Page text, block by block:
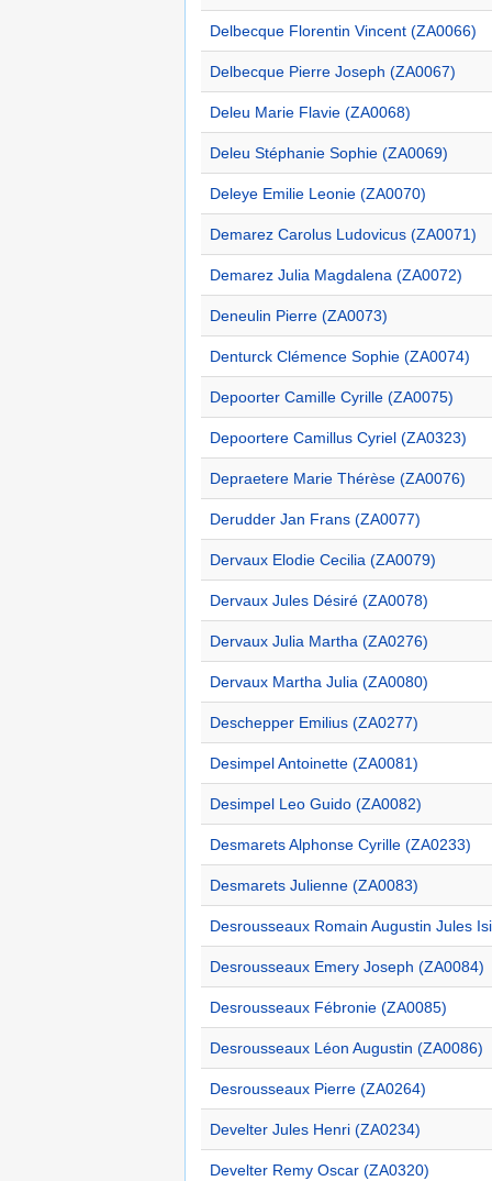
Delbecque Florentin Vincent (ZA0066)
Delbecque Pierre Joseph (ZA0067)
Deleu Marie Flavie (ZA0068)
Deleu Stéphanie Sophie (ZA0069)
Deleye Emilie Leonie (ZA0070)
Demarez Carolus Ludovicus (ZA0071)
Demarez Julia Magdalena (ZA0072)
Deneulin Pierre (ZA0073)
Denturck Clémence Sophie (ZA0074)
Depoorter Camille Cyrille (ZA0075)
Depoortere Camillus Cyriel (ZA0323)
Depraetere Marie Thérèse (ZA0076)
Derudder Jan Frans (ZA0077)
Dervaux Elodie Cecilia (ZA0079)
Dervaux Jules Désiré (ZA0078)
Dervaux Julia Martha (ZA0276)
Dervaux Martha Julia (ZA0080)
Deschepper Emilius (ZA0277)
Desimpel Antoinette (ZA0081)
Desimpel Leo Guido (ZA0082)
Desmarets Alphonse Cyrille (ZA0233)
Desmarets Julienne (ZA0083)
Desrousseaux Romain Augustin Jules
Desrousseaux Emery Joseph (ZA0084)
Desrousseaux Fébronie (ZA0085)
Desrousseaux Léon Augustin (ZA0086)
Desrousseaux Pierre (ZA0264)
Develter Jules Henri (ZA0234)
Develter Remy Oscar (ZA0320)